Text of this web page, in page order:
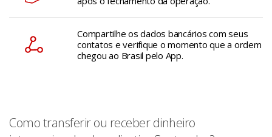
Compartilhe os dados bancários com seus
contatos e verifique o momento que a ordem
chegou ao Brasil pelo App.
Como transferir ou receber dinheiro